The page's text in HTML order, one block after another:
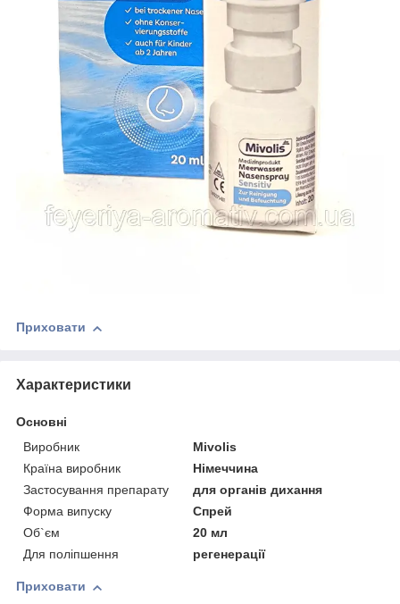
Приховати
Характеристики
Основні
Виробник
Mivolis
Країна виробник
Німеччина
Застосування препарату
для органів дихання
Форма випуску
Спрей
Об`єм
20 мл
Для поліпшення
регенерації
Приховати